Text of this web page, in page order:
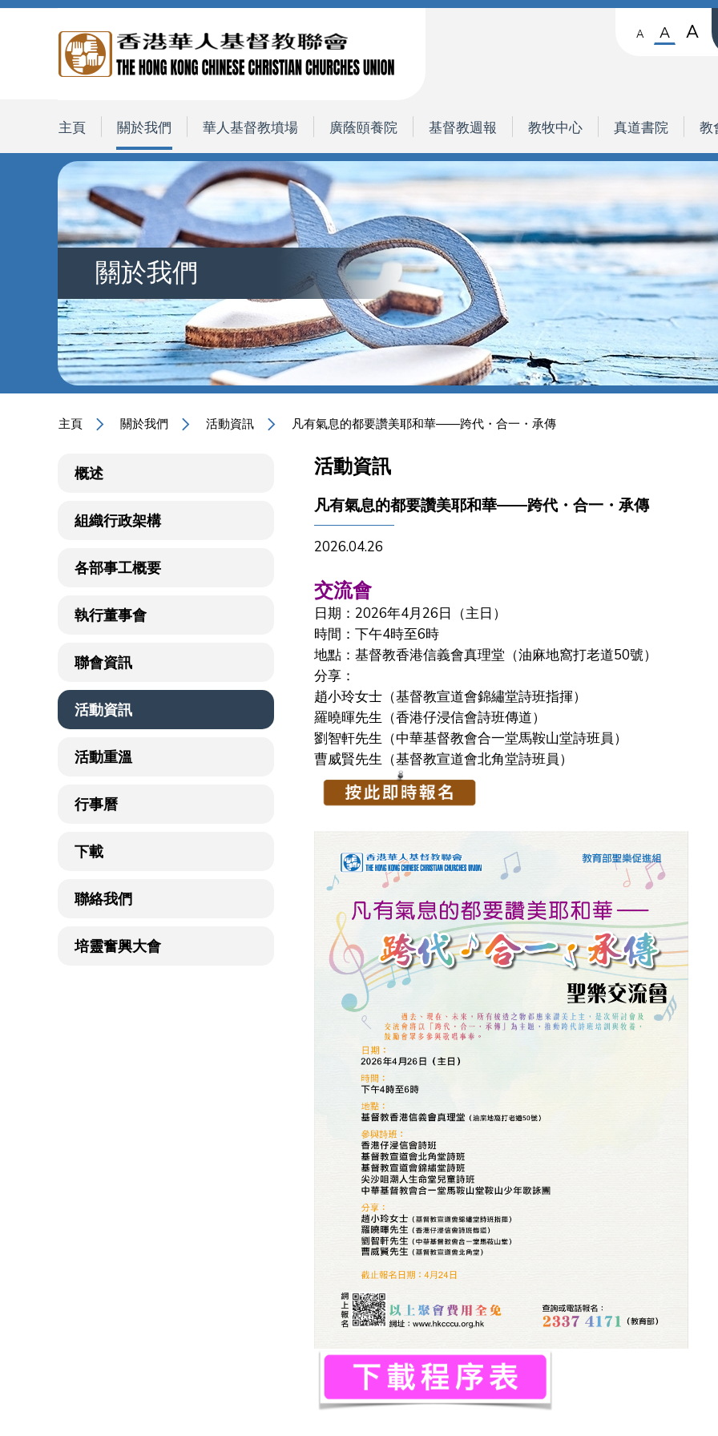
A A A
主頁 關於我們 華人基督教墳場 廣蔭頤養院 基督教週報 教牧中心 真道書院 教
關於我們
主頁 關於我們 活動資訊 凡有氣息的都要讚美耶和華——跨代・合一・承傳
概述
組織行政架構
各部事工概要
執行董事會
聯會資訊
活動資訊
活動重溫
行事曆
下載
聯絡我們
培靈奮興大會
活動資訊
凡有氣息的都要讚美耶和華——跨代・合一・承傳
2026.04.26
交流會
日期：2026年4月26日（主日）
時間：下午4時至6時
地點：基督教香港信義會真理堂（油麻地窩打老道50號）
分享：
趙小玲女士（基督教宣道會錦繡堂詩班指揮）
羅曉暉先生（香港仔浸信會詩班傳道）
劉智軒先生（中華基督教會合一堂馬鞍山堂詩班員）
曹威賢先生（基督教宣道會北角堂詩班員）